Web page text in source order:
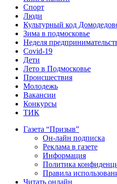
Спорт
Люди
Культурный код
Зима в подмосковье
Неделя
Covid-19
Дети
Лето в Подмосковье
Происшествия
Молодежь
Вакансии
Конкурсы
ТИК
Газета “Призыв”
Он-лайн подписка
Реклама в газете
Информация
Политика
Правила
Читать онлайн